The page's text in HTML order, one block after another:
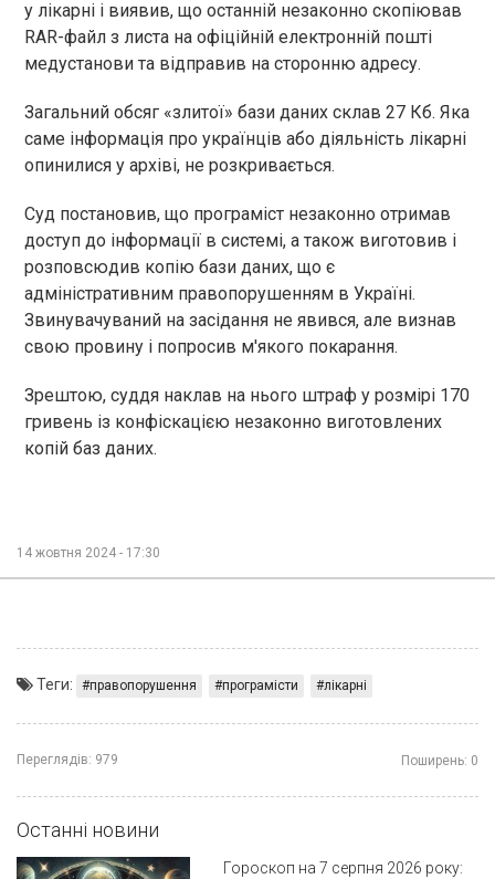
у лікарні і виявив, що останній незаконно скопіював
RAR-файл з листа на офіційній електронній пошті
медустанови та відправив на сторонню адресу.
Загальний обсяг «злитої» бази даних склав 27 Кб. Яка
саме інформація про українців або діяльність лікарні
опинилися у архіві, не розкривається.
Суд постановив, що програміст незаконно отримав
доступ до інформації в системі, а також виготовив і
розповсюдив копію бази даних, що є
адміністративним правопорушенням в Україні.
Звинувачуваний на засідання не явився, але визнав
свою провину і попросив м'якого покарання.
Зрештою, суддя наклав на нього штраф у розмірі 170
гривень із конфіскацією незаконно виготовлених
копій баз даних.
14 жовтня 2024 - 17:30
Теги: правопорушення програмісти лікарні
Переглядів: 979 Поширень: 0
Останні новини
Гороскоп на 7 серпня 2026 року: